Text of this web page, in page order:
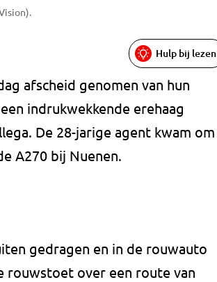
Hulp bij lezen
afscheid genomen van hun
indrukwekkende erehaag
De 28-jarige agent kwam om
A270 bij Nuenen.
gedragen en in de rouwauto
rouwstoet over een route van